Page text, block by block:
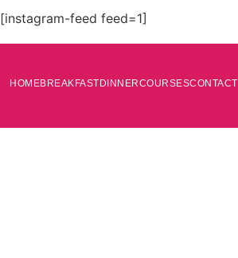
[instagram-feed feed=1]
HOMEBREAKFASTDINNERCOURSESCONTACT